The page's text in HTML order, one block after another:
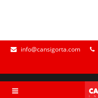
info@cansigorta.com